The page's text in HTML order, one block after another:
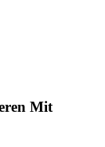
Mit